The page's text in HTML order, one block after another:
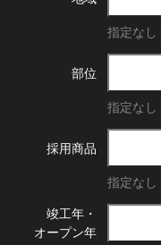
指定なし
部位
指定なし
採用商品
指定なし
竣工年・
オープン年